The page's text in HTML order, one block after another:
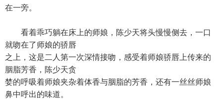
在一旁。
看着乖巧躺在床上的师娘，陈少天将头慢慢侧去，一口
就吻在了师娘的骄唇
之上，这是二人第一次深情接吻，感受着师娘骄唇上传来的
胭脂芳香，陈少天贪
婪的呼吸着师娘夹杂着体香与胭脂的芳香，还有一丝丝师娘
鼻中呼出的味道。